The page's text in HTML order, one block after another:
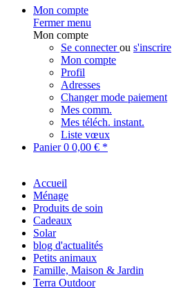
Mon compte
Fermer menu
Mon compte
Se connecterou s'inscrire
Mon compte
Profil
Adresses
Changer mode paiement
Mes comm.
Mes téléch. instant.
Liste vœux
Panier0 0,00 € *
Accueil
Ménage
Produits de soin
Cadeaux
Solar
blog d'actualités
Petits animaux
Famille, Maison & Jardin
Terra Outdoor